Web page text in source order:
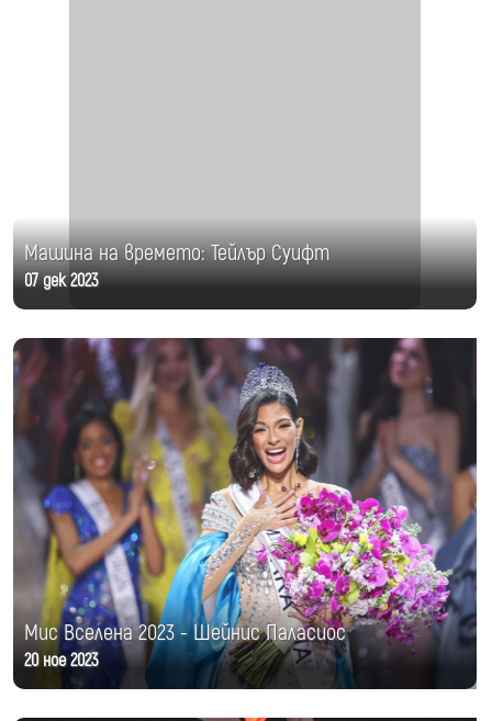
Машина на времето: Тейлър Суифт
07 дек 2023
Мис Вселена 2023 - Шейнис Паласиос
20 ное 2023